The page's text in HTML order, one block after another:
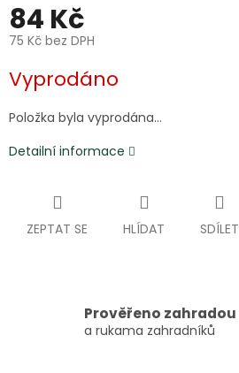
84 Kč
75 Kč bez DPH
cena:
Vyprodáno
Položka byla vyprodána…
Detailní informace
ZEPTAT SE HLÍDAT SDÍLET
Prověřeno zahradou
a rukama zahradníků